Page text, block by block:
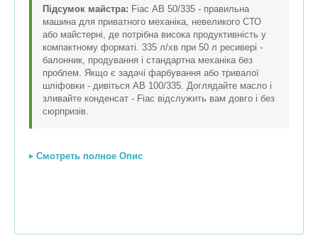
Підсумок майстра: Fiac АВ 50/335 - правильна
машина для приватного механіка, невеликого СТО
або майстерні, де потрібна висока продуктивність у
компактному форматі. 335 л/хв при 50 л ресивері -
балонник, продування і стандартна механіка без
проблем. Якщо є задачі фарбування або тривалої
шліфовки - дивіться АВ 100/335. Доглядайте масло і
зливайте конденсат - Fiac відслужить вам довго і без
сюрпризів.
Смотреть полное Опис